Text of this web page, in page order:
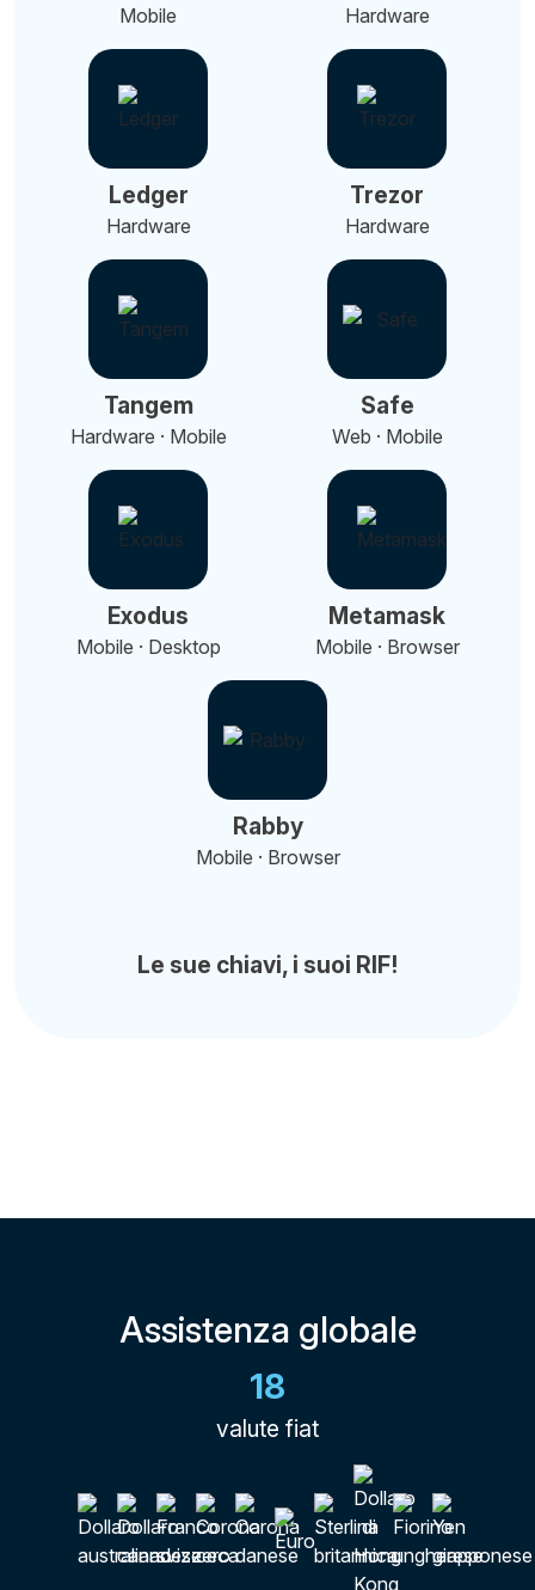
Mobile Hardware
Ledger
Hardware
Trezor
Hardware
Tangem
Hardware · Mobile
Safe
Web · Mobile
Exodus
Mobile · Desktop
Metamask
Mobile · Browser
Rabby
Mobile · Browser
Le sue chiavi, i suoi RIF!
Assistenza globale
18
valute fiat